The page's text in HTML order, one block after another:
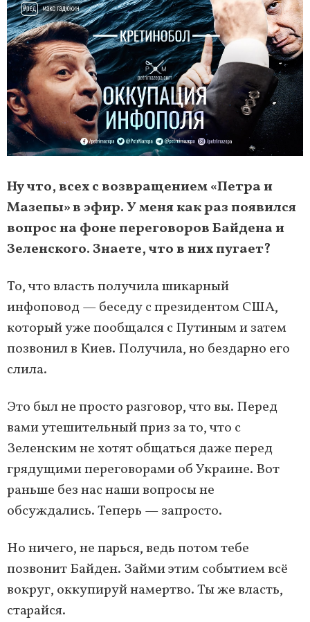
Ну что, всех с возвращением «Петра и
Мазепы» в эфир. У меня как раз появился
вопрос на фоне переговоров Байдена и
Зеленского. Знаете, что в них пугает?
То, что власть получила шикарный
инфоповод — беседу с президентом США,
который уже пообщался с Путиным и затем
позвонил в Киев. Получила, но бездарно его
слила.
Это был не просто разговор, что вы. Перед
вами утешительный приз за то, что с
Зеленским не хотят общаться даже перед
грядущими переговорами об Украине. Вот
раньше без нас наши вопросы не
обсуждались. Теперь — запросто.
Но ничего, не парься, ведь потом тебе
позвонит Байден. Займи этим событием всё
вокруг, оккупируй намертво. Ты же власть,
старайся.